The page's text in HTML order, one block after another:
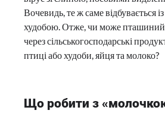
Вочевидь, те ж саме відбувається
худобою. Отже, чи може пташиний
через сільськогосподарські
птиці або худоби, яйця та молоко?
Що робити з